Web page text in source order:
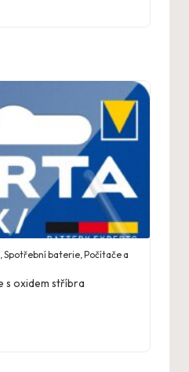
,Spotřební baterie ,Počítače a
s oxidem stříbra